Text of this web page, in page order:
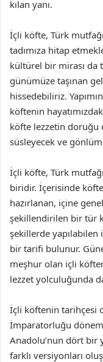
kılan yanı.
İçli köfte, Türk
tadımıza hitap
kültürel bir mirası da
günümüze taşınan
hissedebiliriz.
köftenin
köfte lezzetin doruğu
süsleyecek ve
İçli köfte, Türk
biridir. İçerisinde
hazırlanan, içine
şekillendirilen bir tür
şekillerde
bir tarifi bulunur.
meşhur olan içli
lezzet yolculuğunda
İçli köftenin tarihçesi
İmparatorluğu
Anadolu’nun dört bir
farklı versiyonları